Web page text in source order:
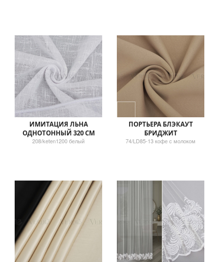
ИМИТАЦИЯ ЛЬНА
ОДНОТОННЫЙ 320 СМ
208/keten1200 белый
ПОРТЬЕРА БЛЭКАУТ
БРИДЖИТ
74/LD85-13 кофе с молоком